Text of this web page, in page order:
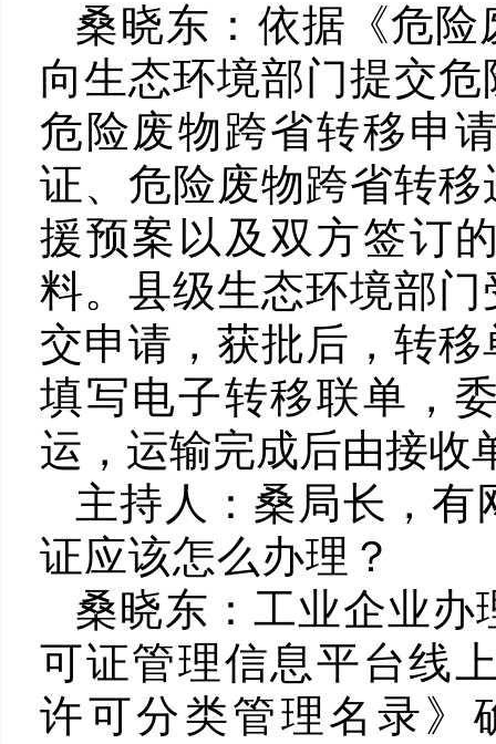
桑晓东： 依据《危险
向生态环境部门提交
危险废物跨省转移申
证、危险废物跨省转
援预案以及双方签订
料。县级生态环境部
交申请，获批后，转
填写电子转移联单，
运，运输完成后由接收
主持人： 桑局长，有
证应该怎么办理？
桑晓东：工业企业办
可证管理信息平台线
许可分类管理名录》